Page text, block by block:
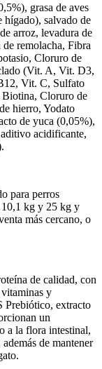
grasa de aves
hígado), salvado de
arroz, levadura de
remolacha, Fibra
Cloruro de
(Vit. A, Vit. D3,
Vit. C, Sulfato
Biotina, Cloruro de
hierro, Yodato
de yuca (0,05%),
acidificante,
para perros
10,1 kg y 25 kg y
más cercano, o
de calidad, con
y
Prebiótico, extracto
un
a la flora intestinal,
de mantener